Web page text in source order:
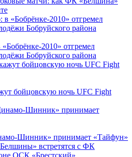
2010» отгремел
Бобруйского района
бойцовскую ночь UFC Fight
Шинник» принимает «Тайфун»